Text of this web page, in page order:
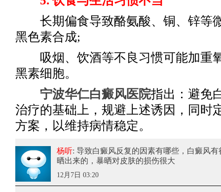
长期偏食导致酪氨酸、铜、锌等
黑色素合成;
吸烟、饮酒等不良习惯可能加重
黑素细胞。
宁波华仁白癜风医院指出：避免
治疗的基础上，规避上述诱因，同时
方案，以维持病情稳定。
杨听: 导致白癜风反复的因素有哪些，白癜风有
晒出来的，暴晒对皮肤的损伤很大
12月7日 03:20